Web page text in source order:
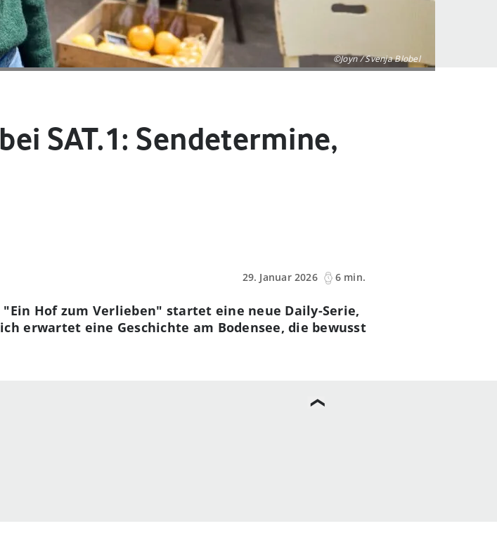
©Joyn / Svenja Blobel
SAT.1: Sendetermine,
29. Januar 2026
6 min.
Hof zum Verlieben" startet eine neue Daily-Serie,
erwartet eine Geschichte am Bodensee, die bewusst